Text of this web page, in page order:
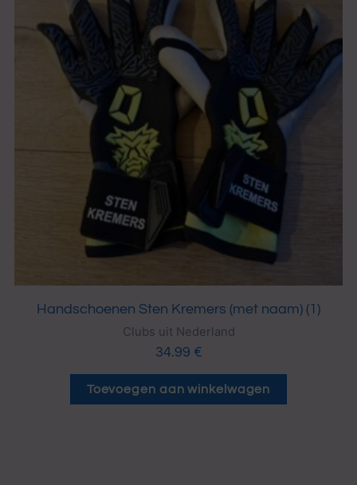
Handschoenen Sten Kremers (met naam) (1)
Clubs uit Nederland
34.99 €
Toevoegen aan winkelwagen